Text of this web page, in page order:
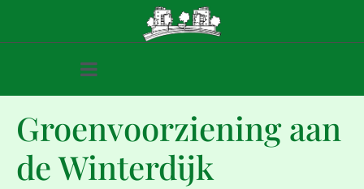
Groenvoorziening aan
de Winterdijk